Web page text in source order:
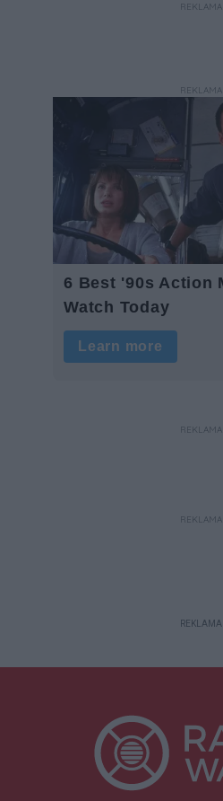
REKLAMA
REKLAMA
REKLAMA
REKLAMA
REKLAMA